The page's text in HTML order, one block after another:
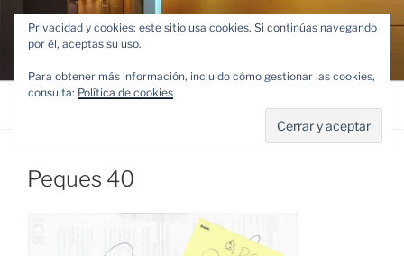
Saltar
contenido
ESTUDIO ANDREU
PUIGDOLLERS
Peques 40
Privacidad y cookies: este sitio usa cookies. Si continúas navegando
por él, aceptas su uso.
Para obtener más información, incluido cómo gestionar las cookies,
consulta: Política de cookies